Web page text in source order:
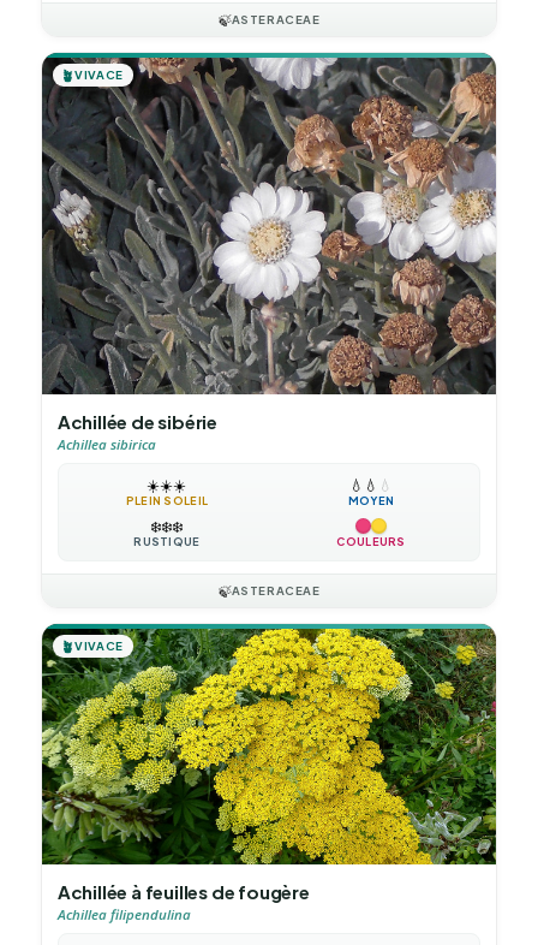
🍃ASTERACEAE
🪴VIVACE
Achillée de sibérie
Achillea sibirica
☀️☀️☀️
PLEIN SOLEIL
💧 💧 💧
MOYEN
❄️❄️❄️
RUSTIQUE COULEURS
🍃ASTERACEAE
🪴VIVACE
Achillée à feuilles de fougère
Achillea filipendulina